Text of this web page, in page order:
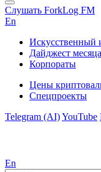
Слушать ForkLog FM
En
Искусственный
Дайджест месяца
Корпораты
Цены
Спецпроекты
Telegram (AI)YouTube
En